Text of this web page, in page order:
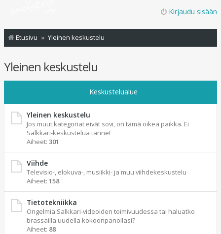
Kirjaudu sisään
Etusivu Yleinen keskustelu
Yleinen keskustelu
Keskustelualue
Yleinen keskustelu
Jos muut kategoriat eivät sovi, on tämä oikea paikka. Ei
Salkkari-keskustelua tänne!
Aiheet: 301
Viihde
Televisio-, elokuva-, musiikki- ja muu viihdekeskustelu
Aiheet: 158
Tietotekniikka
Ongelmia Salkkari-videoiden toimivuudessa tai haluatko
brassailla uudella kokoonpanollasi?
Aiheet: 88